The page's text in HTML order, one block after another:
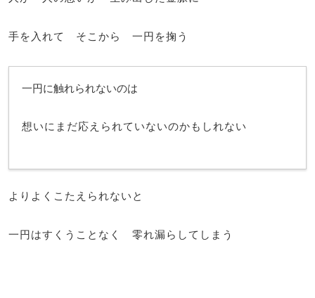
手を入れて そこから 一円を掬う
一円に触れられないのは
想いにまだ応えられていないのかもしれない
よりよくこたえられないと
一円はすくうことなく 零れ漏らしてしまう